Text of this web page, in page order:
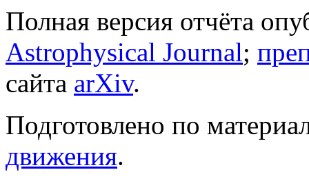
Полная версия отчёта
Astrophysical Journal;
сайта arXiv.
Подготовлено по
движения.